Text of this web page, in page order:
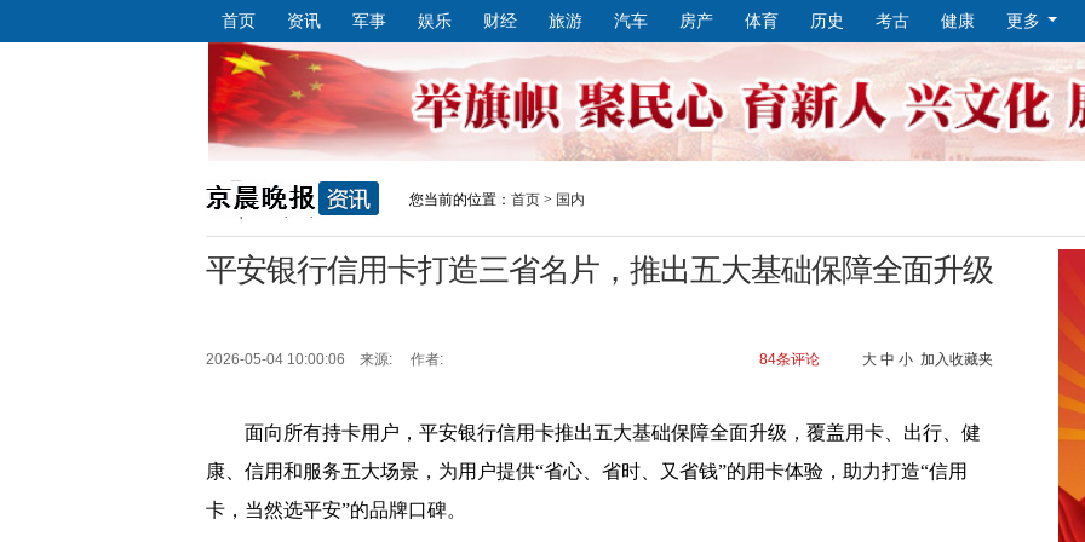
首页 资讯 军事 娱乐 财经 旅游 汽车 房产 体育 历史 考古 健康 更多
您当前的位置： 首页 > 国内
平安银行信用卡打造三省名片，推出五大基础保障全面升级
2026-05-04 10:00:06 来源: 作者: 大 中 小 加入收藏夹
84条评论
面向所有持卡用户，平安银行信用卡推出五大基础保障全面升级，覆盖用卡、出行、健
康、信用和服务五大场景，为用户提供“省心、省时、又省钱”的用卡体验，助力打造“信用
卡，当然选平安”的品牌口碑。